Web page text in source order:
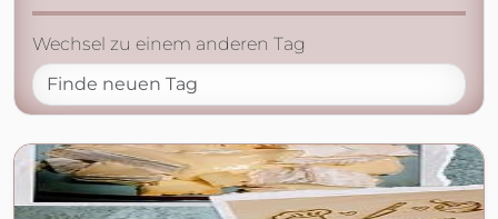
Wechsel zu einem anderen Tag